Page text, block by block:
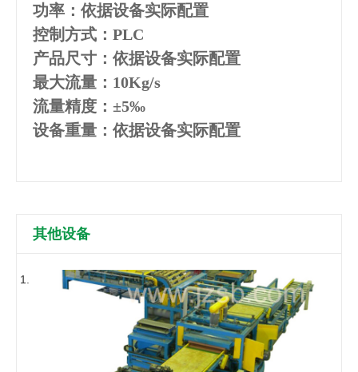
功率：依据设备实际配置
控制方式：PLC
产品尺寸：依据设备实际配置
最大流量：10Kg/s
流量精度：±5‰
设备重量：依据设备实际配置
其他设备